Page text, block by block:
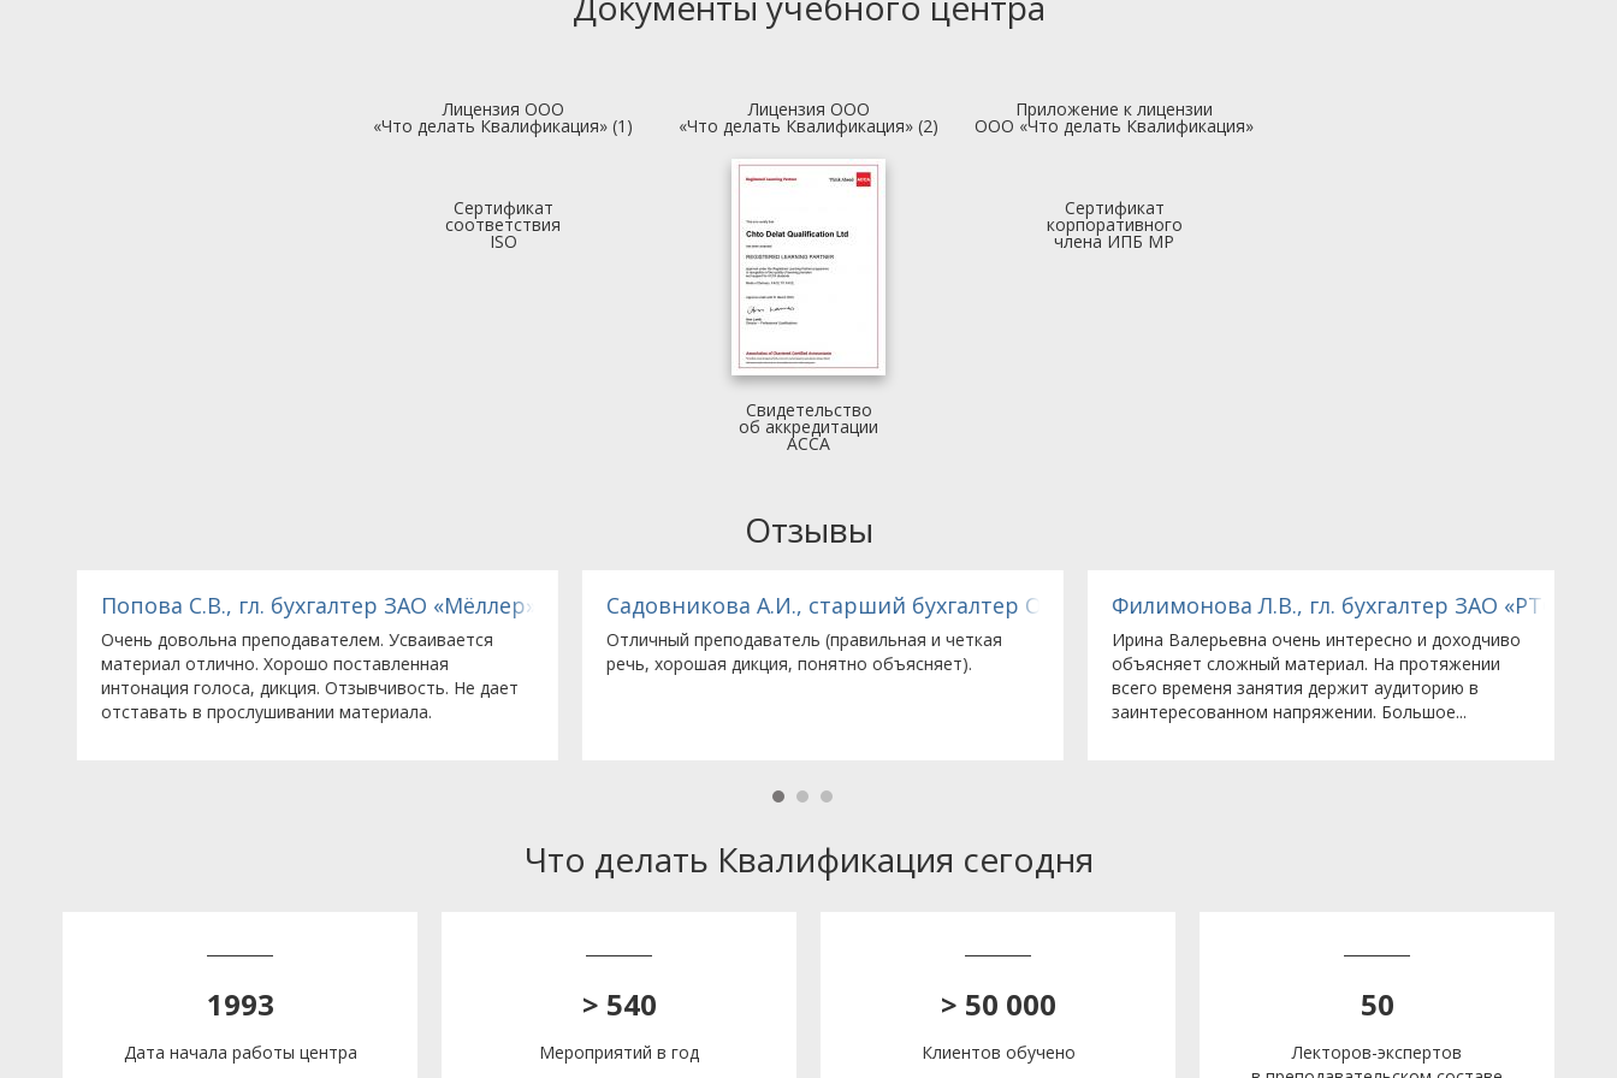
Лицензия ООО
«Что делать Квалификация» (1)
Лицензия ООО
«Что делать Квалификация» (2)
Приложение к лицензии
ООО «Что делать Квалификация»
Сертификат
соответствия
ISO
Свидетельство
об аккредитации
АССА
Сертификат
корпоративного
члена ИПБ МР
Отзывы
Лимитед (Великобритания), представительство компании с ограниченной ответственностью в г.Москве
Попова С.В., гл. бухгалтер ЗАО «Мёллер»
Очень довольна преподавателем. Усваивается
материал отлично. Хорошо поставленная
интонация голоса, дикция. Отзывчивость. Не дает
отставать в прослушивании материала.
Садовникова А.И., старший бухгалтер ООО «Зульцер Пампс Рус (Sulzer Pumps Rus, LLC)»
Отличный преподаватель (правильная и четкая
речь, хорошая дикция, понятно объясняет).
Филимонова Л.В., гл. бухгалтер ЗАО «РТСофт»
Ирина Валерьевна очень интересно и доходчиво
объясняет сложный материал. На протяжении
всего временя занятия держит аудиторию в
заинтересованном напряжении. Большое...
Что делать Квалификация сегодня
1993
Дата начала работы центра
> 540
Мероприятий в год
> 50 000
Клиентов обучено
50
Лекторов-экспертов